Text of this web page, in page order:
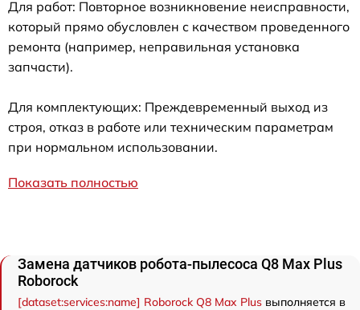
Для работ: Повторное возникновение неисправности,
который прямо обусловлен с качеством проведенного
ремонта (например, неправильная установка
запчасти).
Для комплектующих: Преждевременный выход из
строя, отказ в работе или техническим параметрам
при нормальном использовании.
Показать полностью
Замена датчиков робота-пылесоса Q8 Max Plus
Roborock
[dataset:services:name] Roborock Q8 Max Plus выполняется в